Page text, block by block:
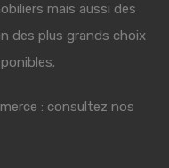
mais aussi des
des plus grands choix
: consultez nos